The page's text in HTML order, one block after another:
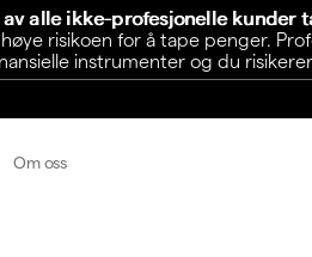
av alle ikke-profesjonelle kunder
risikoen for å tape penger.
instrumenter og du
Om oss